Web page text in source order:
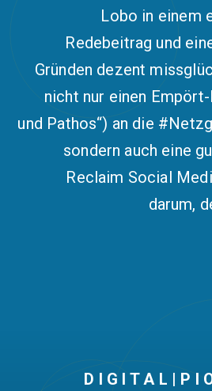
Lobo in einem
Redebeitrag und
Gründen dezent
nicht nur einen
und Pathos“) an die
sondern auch eine
Reclaim Social
darum,
D I G I T A L | P I